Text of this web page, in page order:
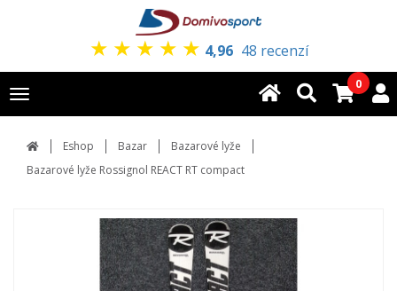
★ ★ ★ ★ ★ 4,96 48 recenzí
Toggle
navigation
0
Eshop Bazar
Bazarové lyže
Bazarové lyže Rossignol REACT RT compact